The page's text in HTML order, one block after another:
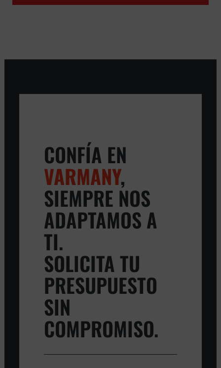
CONFÍA EN
VARMANY,
SIEMPRE NOS
ADAPTAMOS A
TI.
SOLICITA TU
PRESUPUESTO
SIN
COMPROMISO.